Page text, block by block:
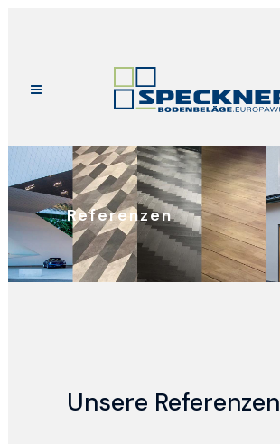
Referenzen
Unsere Referenzen